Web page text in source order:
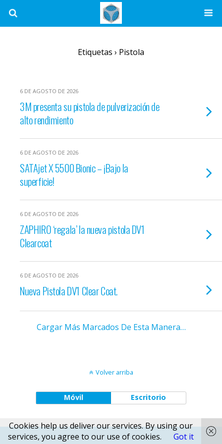
Etiquetas › Pistola
6 DE AGOSTO DE 2026
3M presenta su pistola de pulverización de
alto rendimiento
6 DE AGOSTO DE 2026
SATAjet X 5500 Bionic – ¡Bajo la
superficie!
6 DE AGOSTO DE 2026
ZAPHIRO ‘regala’ la nueva pistola DV1
Clearcoat
6 DE AGOSTO DE 2026
Nueva Pistola DV1 Clear Coat.
Cargar Más Marcados De Esta Manera…
Volver arriba
Móvil Escritorio
Cookies help us deliver our services. By using our
services, you agree to our use of cookies.
Got it